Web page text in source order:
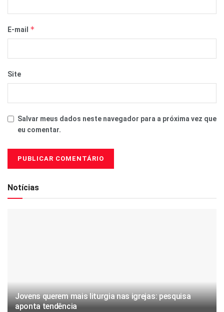
E-mail *
Site
Salvar meus dados neste navegador para a próxima vez que
eu comentar.
Notícias
Jovens querem mais liturgia nas igrejas: pesquisa
aponta tendência